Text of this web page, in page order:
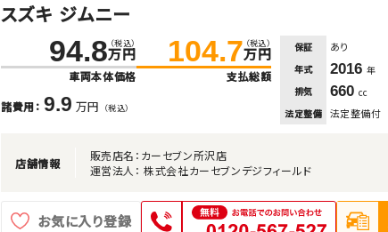
スズキ ジムニー
94.8 （税込）
万円
車両本体価格
104.7 （税込）
万円
支払総額
諸費用： 9.9 万円 （税込）
保証 あり
年式 2016 年
排気
660 cc
法定整備 法定整備付
店舗情報
販売店名：カーセブン所沢店
運営法人： 株式会社カーセブンデジフィールド
お気に入り登録